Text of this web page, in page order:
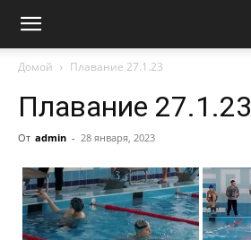
Домой Плавание 27.1.23
Плавание 27.1.23
От admin - 28 января, 2023